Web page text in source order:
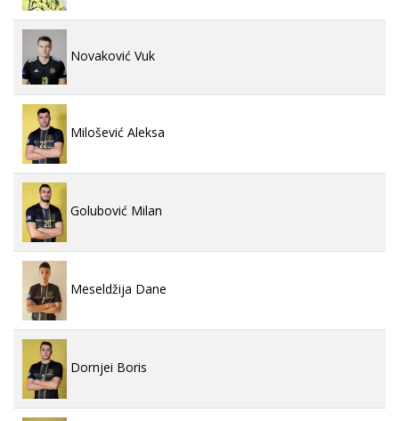
Novaković Vuk
Milošević Aleksa
Golubović Milan
Meseldžija Dane
Dornjei Boris